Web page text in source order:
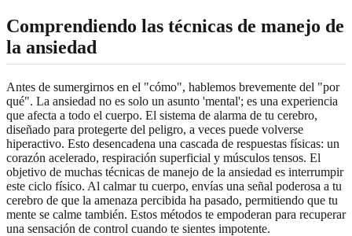
Comprendiendo las técnicas de manejo de
la ansiedad
Antes de sumergirnos en el "cómo", hablemos brevemente del "por
qué". La ansiedad no es solo un asunto 'mental'; es una experiencia
que afecta a todo el cuerpo. El sistema de alarma de tu cerebro,
diseñado para protegerte del peligro, a veces puede volverse
hiperactivo. Esto desencadena una cascada de respuestas físicas: un
corazón acelerado, respiración superficial y músculos tensos. El
objetivo de muchas técnicas de manejo de la ansiedad es interrumpir
este ciclo físico. Al calmar tu cuerpo, envías una señal poderosa a tu
cerebro de que la amenaza percibida ha pasado, permitiendo que tu
mente se calme también. Estos métodos te empoderan para recuperar
una sensación de control cuando te sientes impotente.